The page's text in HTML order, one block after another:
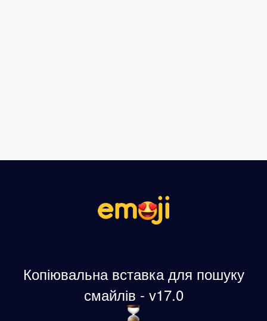
Копіювальна вставка для пошуку
смайлів - v17.0